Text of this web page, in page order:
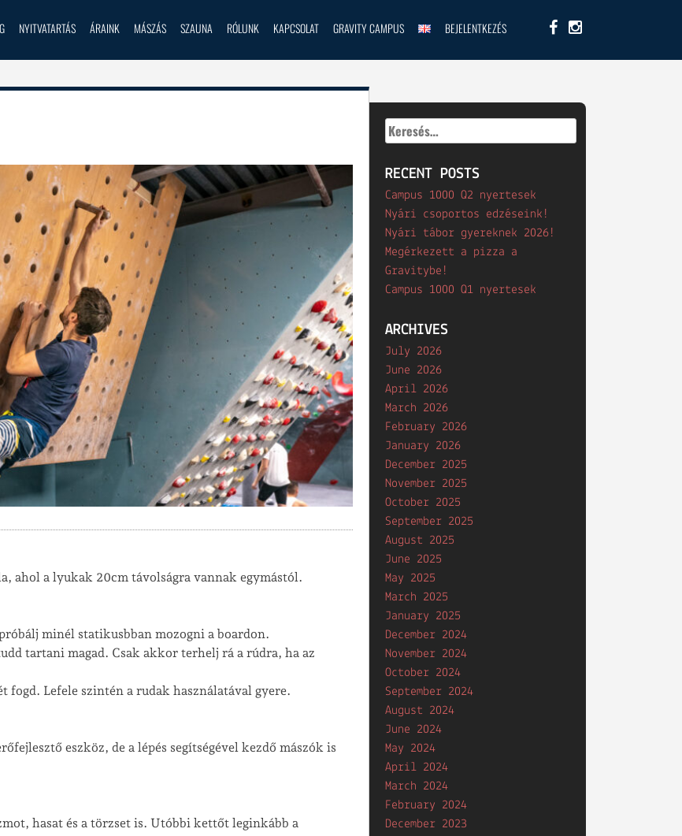
NYITVATARTÁS ÁRAINK MÁSZÁS SZAUNA RÓLUNK KAPCSOLAT GRAVITY CAMPUS BEJELENTKEZÉS
ahol a lyukak 20cm távolságra vannak egymástól.
minél statikusbban mozogni a boardon.
tartani magad. Csak akkor terhelj rá a rúdra, ha az
fogd. Lefele szintén a rudak használatával gyere.
eszköz, de a lépés segítségével kezdő mászók is
hasat és a törzset is. Utóbbi kettőt leginkább a
Keresés:
RECENT POSTS
Campus 1000 Q2 nyertesek
Nyári csoportos edzéseink!
Nyári tábor gyereknek 2026!
Megérkezett a pizza a
Gravitybe!
Campus 1000 Q1 nyertesek
ARCHIVES
July 2026
June 2026
April 2026
March 2026
February 2026
January 2026
December 2025
November 2025
October 2025
September 2025
August 2025
June 2025
May 2025
March 2025
January 2025
December 2024
November 2024
October 2024
September 2024
August 2024
June 2024
May 2024
April 2024
March 2024
February 2024
December 2023